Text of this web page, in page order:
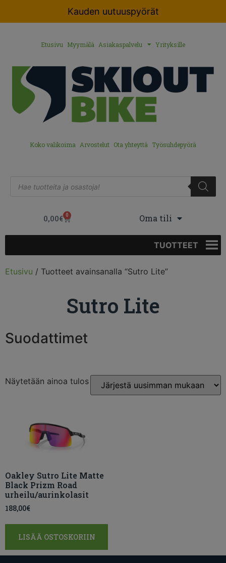
Kauden uutuuspyörät
Etusivu Myymälä Asiakaspalvelu Yrityksille
Koko valikoima Arvostelut Ota yhteyttä Työsuhdepyörä
0,00€ 0 Oma tili
TUOTTEET
Etusivu / Tuotteet avainsanalla “Sutro Lite”
Sutro Lite
Suodattimet
Näytetään ainoa tulos
Oakley Sutro Lite Matte
Black Prizm Road
urheilu/aurinkolasit
188,00€
LISÄÄ OSTOSKORIIN